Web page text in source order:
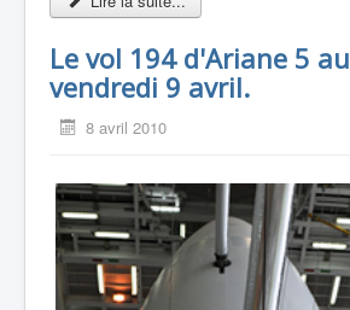
Le vol 194 d'Ariane 5
vendredi 9 avril.
8 avril 2010